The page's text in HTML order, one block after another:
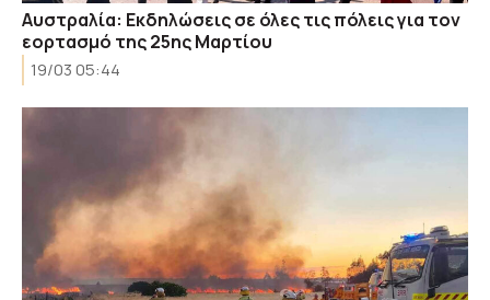
Αυστραλία: Εκδηλώσεις σε όλες τις πόλεις για τον
εορτασμό της 25ης Μαρτίου
19/03 05:44